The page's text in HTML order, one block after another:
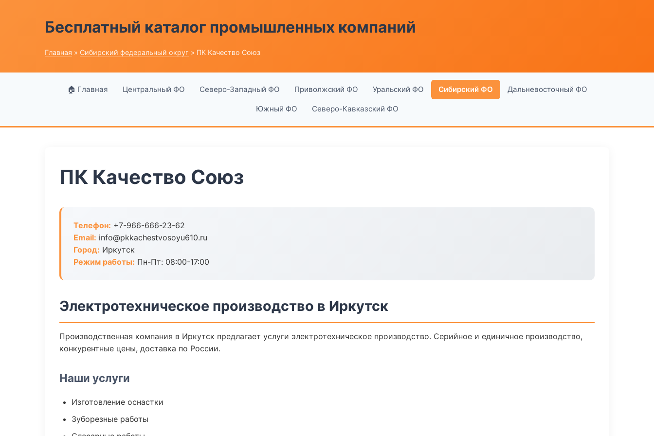
Бесплатный каталог промышленных компаний
Главная » Сибирский федеральный округ » ПК Качество Союз
🏠 Главная Центральный ФО Северо-Западный ФО Приволжский ФО Уральский ФО Сибирский ФО Дальневосточный ФО
Южный ФО Северо-Кавказский ФО
ПК Качество Союз
Телефон: +7-966-666-23-62
Email: info@pkkachestvosoyu610.ru
Город: Иркутск
Режим работы: Пн-Пт: 08:00-17:00
Электротехническое производство в Иркутск
Производственная компания в Иркутск предлагает услуги электротехническое производство. Серийное и единичное производство,
конкурентные цены, доставка по России.
Наши услуги
Изготовление оснастки
Зуборезные работы